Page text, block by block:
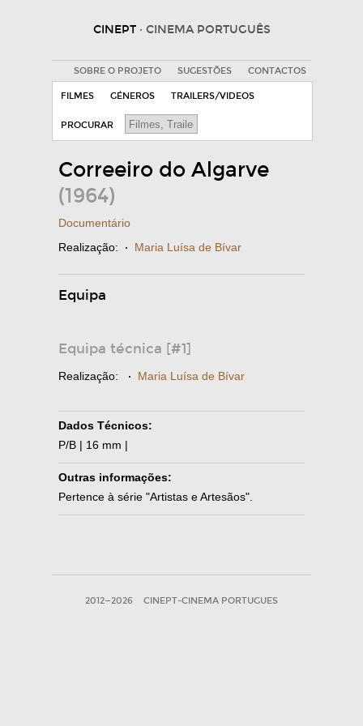
CINEPT · CINEMA PORTUGUÊS
SOBRE O PROJETO SUGESTÕES CONTACTOS
FILMES GÉNEROS TRAILERS/VIDEOS
PROCURAR
Correeiro do Algarve
(1964)
Documentário
Realização: · Maria Luísa de Bívar
Equipa
Equipa técnica [#1]
Realização: · Maria Luísa de Bívar
Dados Técnicos:
P/B | 16 mm |
Outras informações:
Pertence à série "Artistas e Artesãos".
2012—2026 CINEPT-CINEMA PORTUGUES